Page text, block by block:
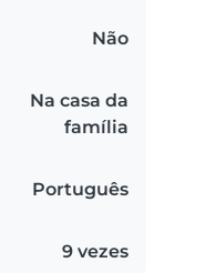
Não
Na casa da
família
Português
9 vezes